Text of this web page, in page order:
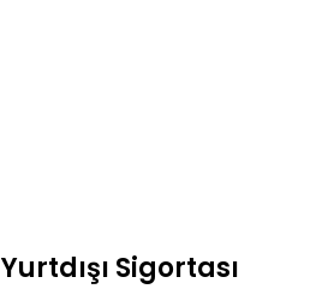
Yurtdışı Sigortası